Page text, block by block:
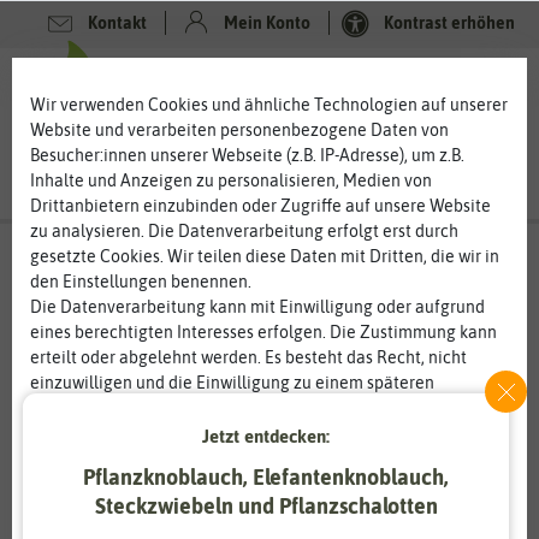
Kontakt Mein Konto Kontrast erhöhen
Wir verwenden Cookies und ähnliche Technologien auf unserer
Website und verarbeiten personenbezogene Daten von
Besucher:innen unserer Webseite (z.B. IP-Adresse), um z.B.
Inhalte und Anzeigen zu personalisieren, Medien von
Drittanbietern einzubinden oder Zugriffe auf unsere Website
zu analysieren. Die Datenverarbeitung erfolgt erst durch
gesetzte Cookies. Wir teilen diese Daten mit Dritten, die wir in
den Einstellungen benennen.
Die Datenverarbeitung kann mit Einwilligung oder aufgrund
eines berechtigten Interesses erfolgen. Die Zustimmung kann
erteilt oder abgelehnt werden. Es besteht das Recht, nicht
einzuwilligen und die Einwilligung zu einem späteren
Informationen zur Verwendung personenbezogener Daten und
Essenziell Statistik
Jetzt entdecken:
Pflanzknoblauch, Elefantenknoblauch,
Steckzwiebeln und Pflanzschalotten